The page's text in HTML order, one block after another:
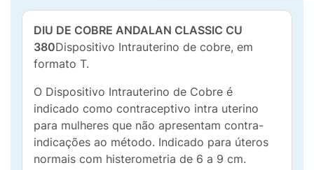
DIU DE COBRE ANDALAN CLASSIC CU
380Dispositivo Intrauterino de cobre, em
formato T.
O Dispositivo Intrauterino de Cobre é
indicado como contraceptivo intra uterino
para mulheres que não apresentam contra-
indicações ao método. Indicado para úteros
normais com histerometria de 6 a 9 cm.